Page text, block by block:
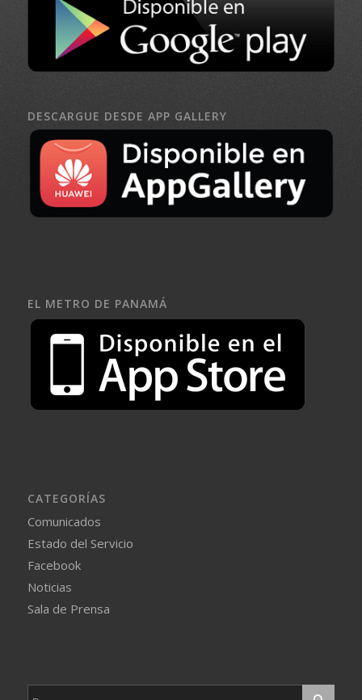
DESCARGUE DESDE APP GALLERY
EL METRO DE PANAMÁ
CATEGORÍAS
Comunicados
Estado del Servicio
Facebook
Noticias
Sala de Prensa